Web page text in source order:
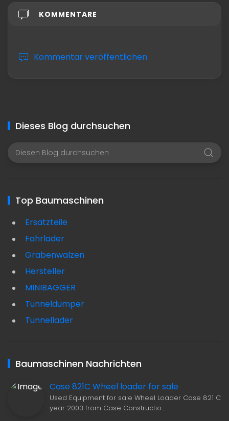
KOMMENTARE
Kommentar veröffentlichen
Dieses Blog durchsuchen
Top Baumaschinen
Ersatzteile
Fahrlader
Grabenwalzen
Hersteller
MINIBAGGER
Tunneldumper
Tunnellader
Baumaschinen Nachrichten
Case 821C Wheel loader for sale
Used Equipment for sale Wheel Loader Case 821 C
year 2003 from Case Constructio…